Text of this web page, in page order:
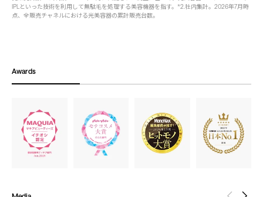
IPLといった技術を利用して無駄毛を処理する美容機器を指す。*2.社内集計。2026年7月時
点、全販売チャネルにおける光美容器の累計販売台数。
Awards